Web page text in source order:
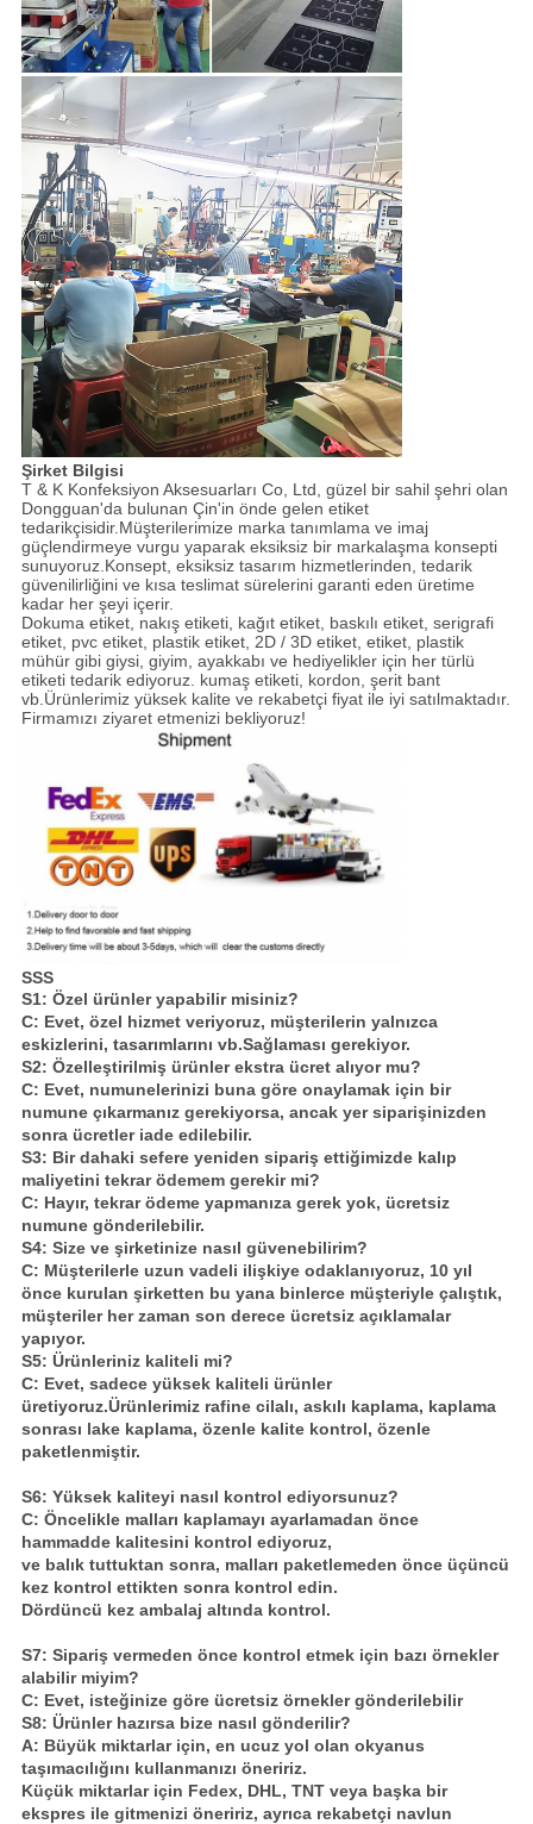
Şirket Bilgisi
T & K Konfeksiyon Aksesuarları Co, Ltd, güzel bir sahil şehri olan
Dongguan'da bulunan Çin'in önde gelen etiket
tedarikçisidir.Müşterilerimize marka tanımlama ve imaj
güçlendirmeye vurgu yaparak eksiksiz bir markalaşma konsepti
sunuyoruz.Konsept, eksiksiz tasarım hizmetlerinden, tedarik
güvenilirliğini ve kısa teslimat sürelerini garanti eden üretime
kadar her şeyi içerir.
Dokuma etiket, nakış etiketi, kağıt etiket, baskılı etiket, serigrafi
etiket, pvc etiket, plastik etiket, 2D / 3D etiket, etiket, plastik
mühür gibi giysi, giyim, ayakkabı ve hediyelikler için her türlü
etiketi tedarik ediyoruz. kumaş etiketi, kordon, şerit bant
vb.Ürünlerimiz yüksek kalite ve rekabetçi fiyat ile iyi satılmaktadır.
Firmamızı ziyaret etmenizi bekliyoruz!
SSS
S1: Özel ürünler yapabilir misiniz?
C: Evet, özel hizmet veriyoruz, müşterilerin yalnızca
eskizlerini, tasarımlarını vb.Sağlaması gerekiyor.
S2: Özelleştirilmiş ürünler ekstra ücret alıyor mu?
C: Evet, numunelerinizi buna göre onaylamak için bir
numune çıkarmanız gerekiyorsa, ancak yer siparişinizden
sonra ücretler iade edilebilir.
S3: Bir dahaki sefere yeniden sipariş ettiğimizde kalıp
maliyetini tekrar ödemem gerekir mi?
C: Hayır, tekrar ödeme yapmanıza gerek yok, ücretsiz
numune gönderilebilir.
S4: Size ve şirketinize nasıl güvenebilirim?
C: Müşterilerle uzun vadeli ilişkiye odaklanıyoruz, 10 yıl
önce kurulan şirketten bu yana binlerce müşteriyle çalıştık,
müşteriler her zaman son derece ücretsiz açıklamalar
yapıyor.
S5: Ürünleriniz kaliteli mi?
C: Evet, sadece yüksek kaliteli ürünler
üretiyoruz.Ürünlerimiz rafine cilalı, askılı kaplama, kaplama
sonrası lake kaplama, özenle kalite kontrol, özenle
paketlenmiştir.
S6: Yüksek kaliteyi nasıl kontrol ediyorsunuz?
C: Öncelikle malları kaplamayı ayarlamadan önce
hammadde kalitesini kontrol ediyoruz,
ve balık tuttuktan sonra, malları paketlemeden önce üçüncü
kez kontrol ettikten sonra kontrol edin.
Dördüncü kez ambalaj altında kontrol.
S7: Sipariş vermeden önce kontrol etmek için bazı örnekler
alabilir miyim?
C: Evet, isteğinize göre ücretsiz örnekler gönderilebilir
S8: Ürünler hazırsa bize nasıl gönderilir?
A: Büyük miktarlar için, en ucuz yol olan okyanus
taşımacılığını kullanmanızı öneririz.
Küçük miktarlar için Fedex, DHL, TNT veya başka bir
ekspres ile gitmenizi öneririz, ayrıca rekabetçi navlun